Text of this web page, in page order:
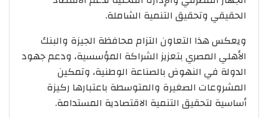
الحقيقي وتحقيق التنمية الشاملة.
ويعكس هذا التعاون التزام محافظة الجيزة والبنك
الأهلي المصري بتعزيز الشراكة المؤسسية، ودعم جهود
الدولة في النهوض بالصناعة الوطنية، وتمكين
المشروعات الصغيرة والمتوسطة باعتبارها ركيزة
أساسية لتحقيق التنمية الاقتصادية المستدامة.